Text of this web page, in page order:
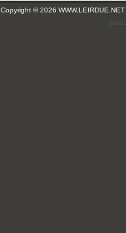
Copyright © 2026